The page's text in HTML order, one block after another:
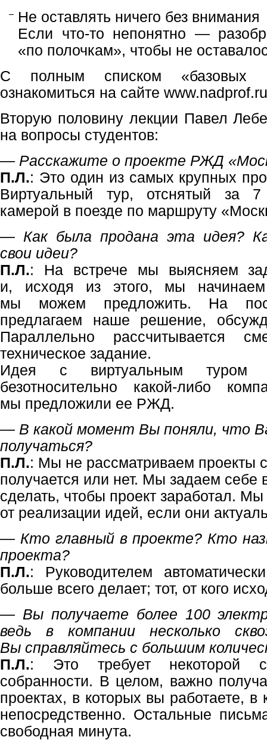
Не оставлять ничего без внимания
Если что-то непонятно —
«по полочкам», чтобы не
С полным списком «базовых
ознакомиться на сайте
Вторую половину лекции Павел
на вопросы студентов:
— Расскажите о проекте РЖД
П.Л.: Это один из самых крупных
Виртуальный тур, отснятый за 7
камерой в поезде по маршруту
— Как была продана эта идея?
свои идеи?
П.Л.: На встрече мы выясняем
и, исходя из этого, мы
мы можем предложить. На
предлагаем наше решение,
Параллельно рассчитывается
техническое задание.
Идея с виртуальным туром
безотносительно какой-либо
мы предложили ее РЖД.
— В какой момент Вы поняли, что
получаться?
П.Л.: Мы не рассматриваем проекты
получается или нет. Мы задаем себе
сделать, чтобы проект заработал.
от реализации идей, если они
— Кто главный в проекте? Кто
проекта?
П.Л.: Руководителем
больше всего делает; тот, от кого
— Вы получаете более 100
ведь в компании несколько
Вы справляйтесь с большим
П.Л.: Это требует некоторой
собранности. В целом, важно
проектах, в которых вы работаете,
непосредственно. Остальные
свободная минута.